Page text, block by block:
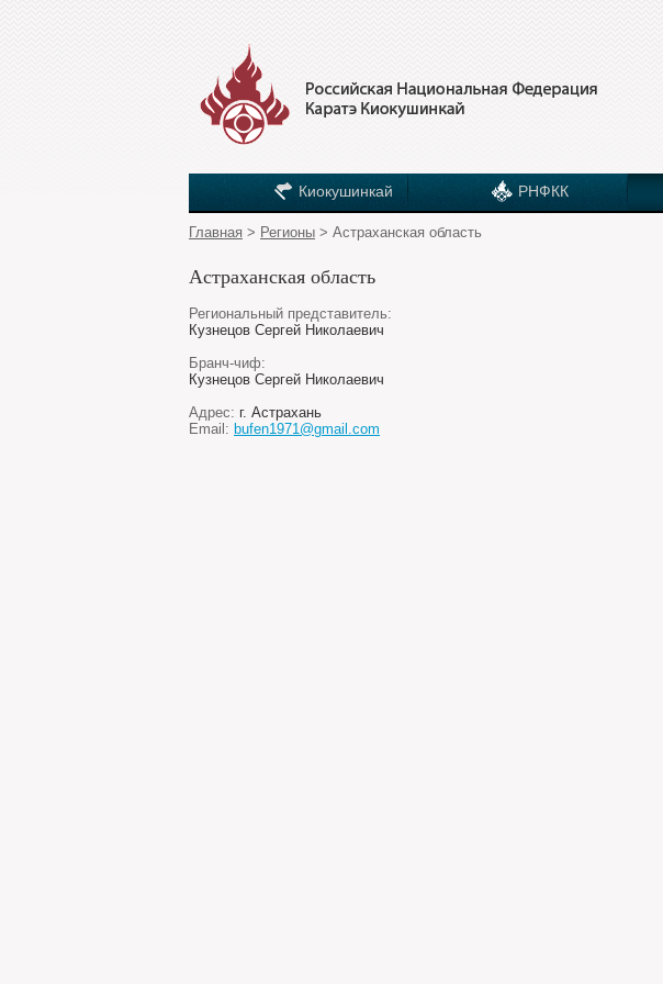
Киокушинкай РНФКК
Главная > Регионы > Астраханская область
Астраханская область
Региональный представитель:
Кузнецов Сергей Николаевич
Бранч-чиф:
Кузнецов Сергей Николаевич
Адрес: г. Астрахань
Email: bufen1971@gmail.com